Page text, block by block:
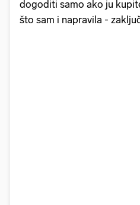
dogoditi samo ako ju
što sam i napravila -